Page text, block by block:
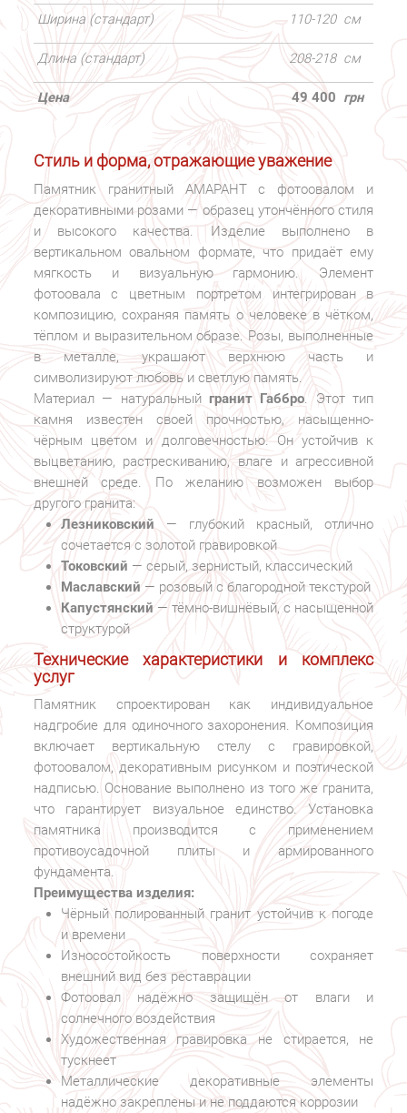
Ширина (стандарт) 110-120 см
Длина (стандарт) 208-218 см
Цена 49 400 грн
Стиль и форма, отражающие уважение
Памятник гранитный АМАРАНТ с фотоовалом и
декоративными розами — образец утончённого стиля
и высокого качества. Изделие выполнено в
вертикальном овальном формате, что придаёт ему
мягкость и визуальную гармонию. Элемент
фотоовала с цветным портретом интегрирован в
композицию, сохраняя память о человеке в чётком,
тёплом и выразительном образе. Розы, выполненные
в металле, украшают верхнюю часть и
символизируют любовь и светлую память.
Материал — натуральный гранит Габбро . Этот тип
камня известен своей прочностью, насыщенно-
чёрным цветом и долговечностью. Он устойчив к
выцветанию, растрескиванию, влаге и агрессивной
внешней среде. По желанию возможен выбор
другого гранита:
Лезниковский — глубокий красный, отлично
сочетается с золотой гравировкой
Токовский — серый, зернистый, классический
Маславский — розовый с благородной текстурой
Капустянский — тёмно-вишнёвый, с насыщенной
структурой
Технические характеристики и комплекс
услуг
Памятник спроектирован как индивидуальное
надгробие для одиночного захоронения. Композиция
включает вертикальную стелу с гравировкой,
фотоовалом, декоративным рисунком и поэтической
надписью. Основание выполнено из того же гранита,
что гарантирует визуальное единство. Установка
памятника производится с применением
противоусадочной плиты и армированного
фундамента.
Преимущества изделия:
Чёрный полированный гранит устойчив к погоде
и времени
Износостойкость поверхности сохраняет
внешний вид без реставрации
Фотоовал надёжно защищён от влаги и
солнечного воздействия
Художественная гравировка не стирается, не
тускнеет
Металлические декоративные элементы
надёжно закреплены и не поддаются коррозии